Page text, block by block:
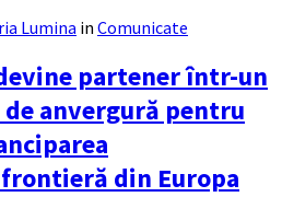
Lumina in Comunicate
partener într-un
anvergură pentru
din Europa